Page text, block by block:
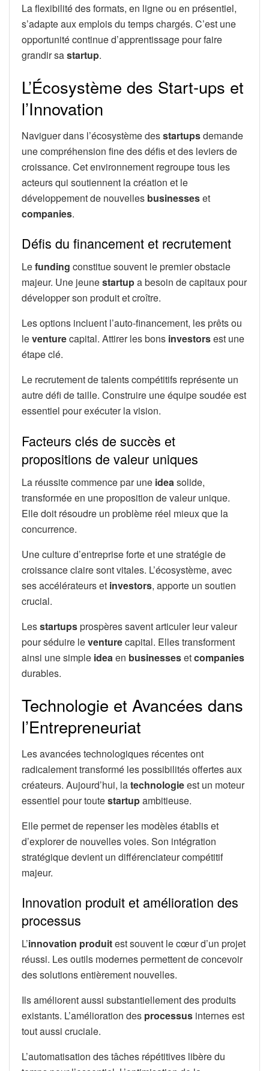
La flexibilité des formats, en ligne ou en présentiel,
s’adapte aux emplois du temps chargés. C’est une
opportunité continue d’apprentissage pour faire
grandir sastartup.
L’Écosystème des Start-ups et
l’Innovation
Naviguer dans l’écosystème desstartupsdemande
une compréhension fine des défis et des leviers de
croissance. Cet environnement regroupe tous les
acteurs qui soutiennent la création et le
développement de nouvelles businesseset
companies.
Défis du financement et recrutement
Lefunding constitue souvent le premier obstacle
majeur. Une jeunestartupa besoin de capitaux pour
développer son produit et croître.
Les options incluent l’auto-financement, les prêts ou
leventurecapital. Attirer les bons investorsest une
étape clé.
Le recrutement de talents compétitifs représente un
autre défi de taille. Construire une équipe soudée est
essentiel pour exécuter la vision.
Facteurs clés de succès et
propositions de valeur uniques
La réussite commence par une idea solide,
transformée en une proposition de valeur unique.
Elle doit résoudre un problème réel mieux que la
concurrence.
Une culture d’entreprise forte et une stratégie de
croissance claire sont vitales. L’écosystème, avec
ses accélérateurs et investors, apporte un soutien
crucial.
Lesstartupsprospères savent articuler leur valeur
pour séduire leventurecapital. Elles transforment
ainsi une simple idea en businessesetcompanies
durables.
Technologie et Avancées dans
l’Entrepreneuriat
Les avancées technologiques récentes ont
radicalement transformé les possibilités offertes aux
créateurs. Aujourd’hui, latechnologieest un moteur
essentiel pour toutestartupambitieuse.
Elle permet de repenser les modèles établis et
d’explorer de nouvelles voies. Son intégration
stratégique devient un différenciateur compétitif
majeur.
Innovation produit et amélioration des
processus
L’innovation produitest souvent le cœur d’un projet
réussi. Les outils modernes permettent de concevoir
des solutions entièrement nouvelles.
Ils améliorent aussi substantiellement des produits
existants. L’amélioration des processus internes est
tout aussi cruciale.
L’automatisation des tâches répétitives libère du